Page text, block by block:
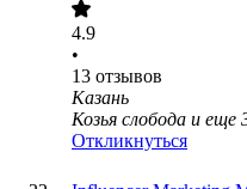
4.9
•
13 отзывов
Казань
Козья слобода и еще
Откликнуться